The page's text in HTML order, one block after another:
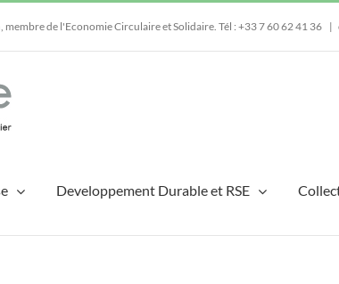
de l'Economie Circulaire et Solidaire.Tél : +33 7 60 62 41 36 |
Developpement Durable et RSE